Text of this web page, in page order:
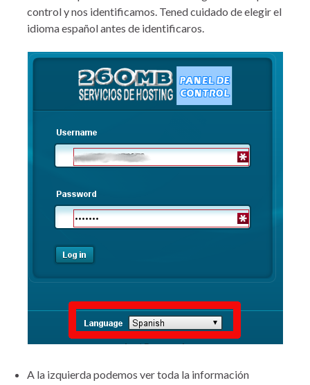
control y nos identificamos. Tened cuidado de elegir el
idioma español antes de identificaros.
A la izquierda podemos ver toda la información